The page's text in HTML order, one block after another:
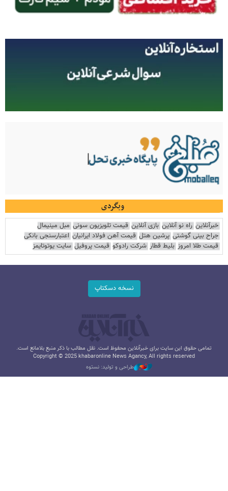
وبگردی
خبرآنلاین راه نو آنلاین بازی آنلاین قیمت تلویزیون سونی مبل مینیمال
جراح بینی گوشتی پرشین هتل قیمت آهن فولاد ایرانیان اعتبارسنجی بانکی
قیمت طلا امروز بلیط قطار شرکت رادوکو قیمت پروفیل سایت یوتوتایمز
نسخه دسکتاپ
تمامی حقوق این سایت برای خبرآنلاین محفوظ است. نقل مطالب با ذکر منبع بلامانع است.
Copyright © 2025 khabaronline News Agancy, All rights reserved
طراحی و تولید: نستوه